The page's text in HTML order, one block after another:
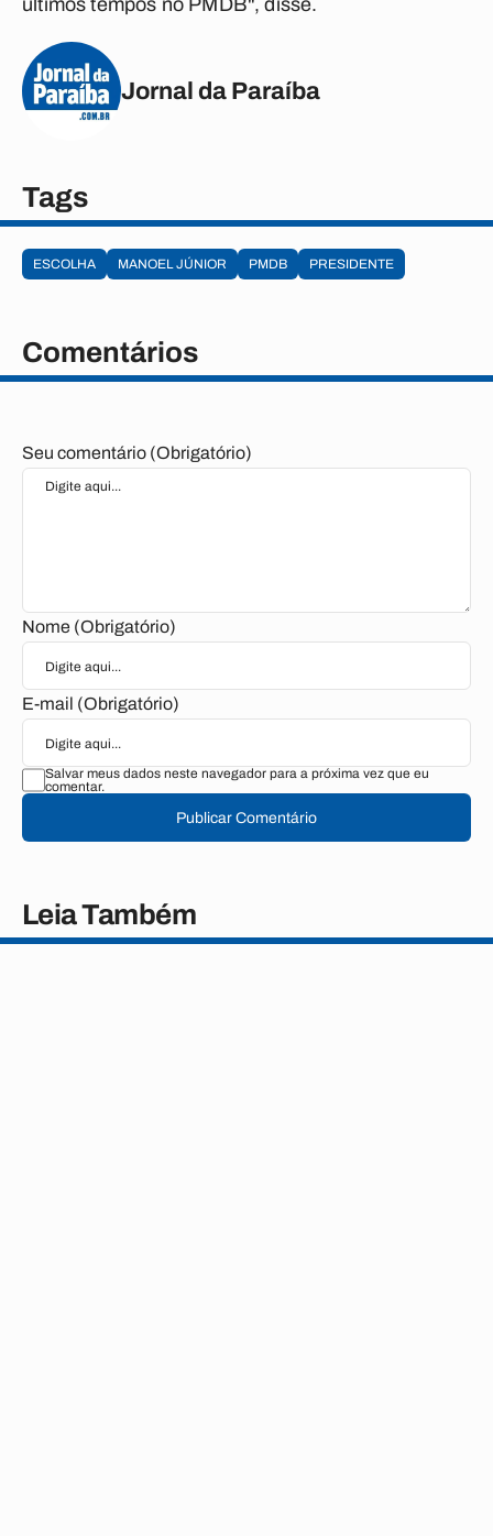
últimos tempos no PMDB", disse.
Jornal da Paraíba
Tags
ESCOLHA MANOEL JÚNIOR PMDB PRESIDENTE
Comentários
Seu comentário (Obrigatório)
Nome (Obrigatório)
E-mail (Obrigatório)
Salvar meus dados neste navegador para a próxima vez que eu
comentar.
Publicar Comentário
Leia Também